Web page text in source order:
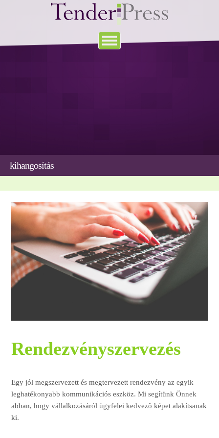
kihangosítás
Rendezvényszervezés
Egy jól megszervezett és megtervezett rendezvény az egyik
leghatékonyabb kommunikációs eszköz. Mi segítünk Önnek
abban, hogy vállalkozásáról ügyfelei kedvező képet alakítsanak
ki.